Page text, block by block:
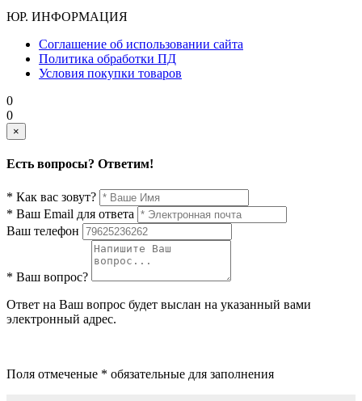
ЮР. ИНФОРМАЦИЯ
Соглашение об использовании сайта
Политика обработки ПД
Условия покупки товаров
0
0
×
Есть вопросы? Ответим!
* Как вас зовут?
* Ваш Email для ответа
Ваш телефон
* Ваш вопрос?
Ответ на Ваш вопрос будет выслан на указанный вами
электронный адрес.
Поля отмеченые * обязательные для заполнения